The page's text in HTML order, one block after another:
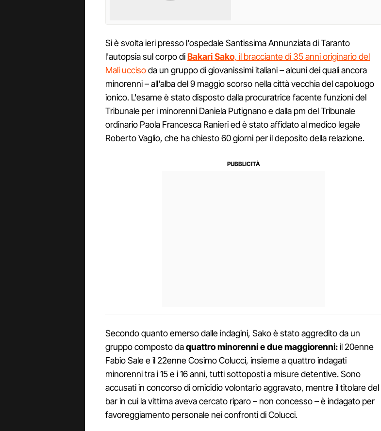
Si è svolta ieri presso l'ospedale Santissima Annunziata di Taranto
l'autopsia sul corpo diBakari Sako, il bracciante di 35 anni originario del
Mali uccisoda un gruppo di giovanissimi italiani – alcuni dei quali ancora
minorenni – all'alba del 9 maggio scorso nella città vecchia del capoluogo
ionico. L'esame è stato disposto dalla procuratrice facente funzioni del
Tribunale per i minorenni Daniela Putignano e dalla pm del Tribunale
ordinario Paola Francesca Ranieri ed è stato affidato al medico legale
Roberto Vaglio, che ha chiesto 60 giorni per il deposito della relazione.
Secondo quanto emerso dalle indagini, Sako è stato aggredito da un
gruppo composto daquattro minorenni e due maggiorenni:il 20enne
Fabio Sale e il 22enne Cosimo Colucci, insieme a quattro indagati
minorenni tra i 15 e i 16 anni, tutti sottoposti a misure detentive. Sono
accusati in concorso di omicidio volontario aggravato, mentre il titolare del
bar in cui la vittima aveva cercato riparo – non concesso – è indagato per
favoreggiamento personale nei confronti di Colucci.